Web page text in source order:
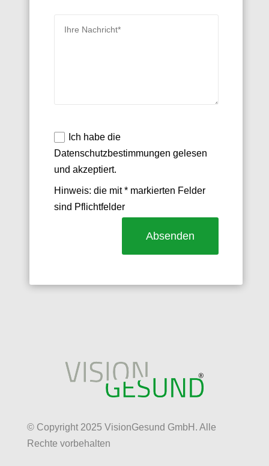
Ich habe die
Datenschutzbestimmungen gelesen
und akzeptiert.
Hinweis: die mit * markierten Felder
sind Pflichtfelder
Absenden
© Copyright 2025 VisionGesund GmbH. Alle
Rechte vorbehalten